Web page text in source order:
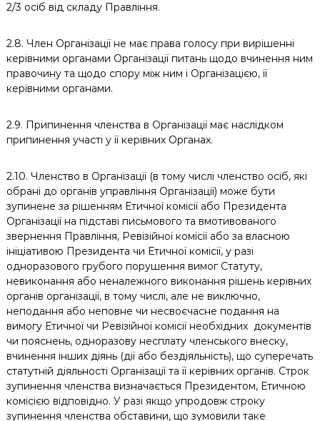
2/3 осіб від складу Правління.
2.8. Член Організації не має права голосу при вирішенні
керівними органами Організації питань щодо вчинення ним
правочину та щодо спору між ним і Організацією, її
керівними органами.
2.9. Припинення членства в Організації має наслідком
припинення участі у її керівних Органах.
2.10. Членство в Організації (в тому числі членство осіб, які
обрані до органів управління Організації) може бути
зупинене за рішенням Етичної комісії або Президента
Організації на підставі письмового та вмотивованого
звернення Правління, Ревізійної комісії або за власною
ініціативою Президента чи Етичної комісії, у разі
одноразового грубого порушення вимог Статуту,
невиконання або неналежного виконання рішень керівних
органів організації, в тому числі, але не виключно,
неподання або неповне чи несвоєчасне подання на
вимогу Етичної чи Ревізійної комісії необхідних документів
чи пояснень, одноразову несплату членського внеску,
вчинення інших діянь (дії або бездіяльність), що суперечать
статутній діяльності Організації та її керівних органів. Строк
зупинення членства визначається Президентом, Етичною
комісією відповідно. У разі якщо упродовж строку
зупинення членства обставини, що зумовили таке